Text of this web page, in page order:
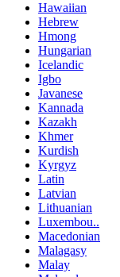
Hawaiian
Hebrew
Hmong
Hungarian
Icelandic
Igbo
Javanese
Kannada
Kazakh
Khmer
Kurdish
Kyrgyz
Latin
Latvian
Lithuanian
Luxembou..
Macedonian
Malagasy
Malay